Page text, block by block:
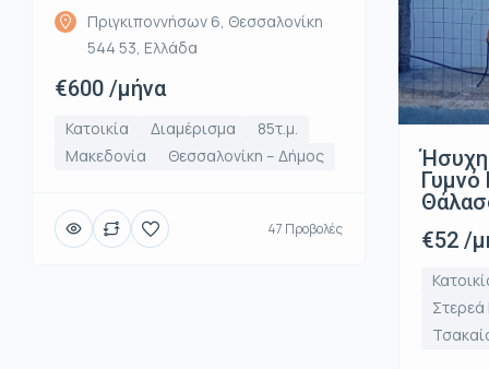
Πριγκιποννήσων 6, Θεσσαλονίκη
544 53, Ελλάδα
€600 /μήνα
Κατοικία Διαμέρισμα
85τ.μ.
Μακεδονία
Θεσσαλονίκη – Δήμος
47 Προβολές
Γυμνό
€52 /